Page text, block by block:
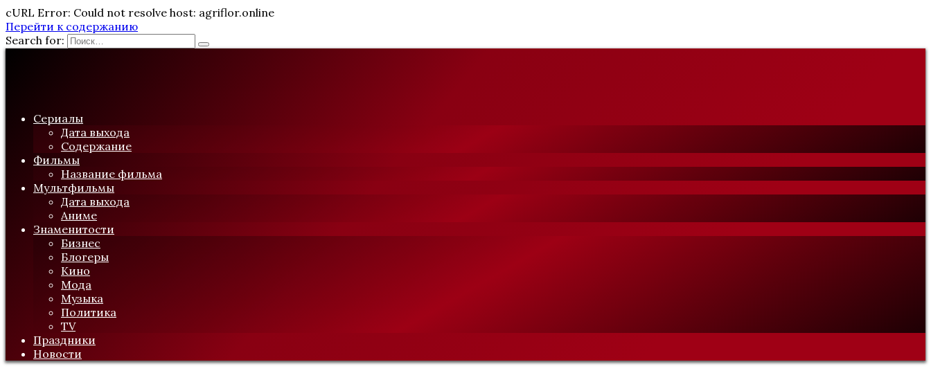
cURL Error: Could not resolve host: agriflor.online
Перейти к содержанию
Search for:
Сериалы
Дата выхода
Содержание
Фильмы
Название фильма
Мультфильмы
Дата выхода
Аниме
Знаменитости
Бизнес
Блогеры
Кино
Мода
Музыка
Политика
TV
Праздники
Новости